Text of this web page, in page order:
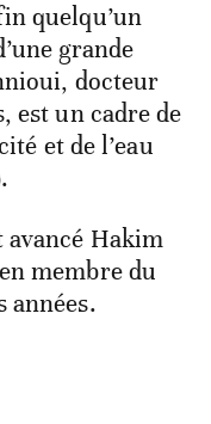
quelqu’un
grande
docteur
est un cadre de
et de l’eau
avancé Hakim
membre du
années.